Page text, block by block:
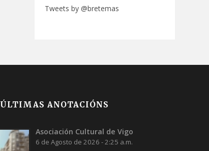
Tweets by @bretemas
ÚLTIMAS ANOTACIÓNS
Asociación Cultural de Vigo
6 de Agosto de 2026 - 2:25 a.m.